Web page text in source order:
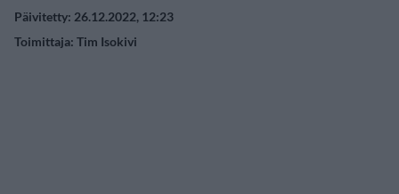
Päivitetty: 26.12.2022, 12:23
Toimittaja: Tim Isokivi